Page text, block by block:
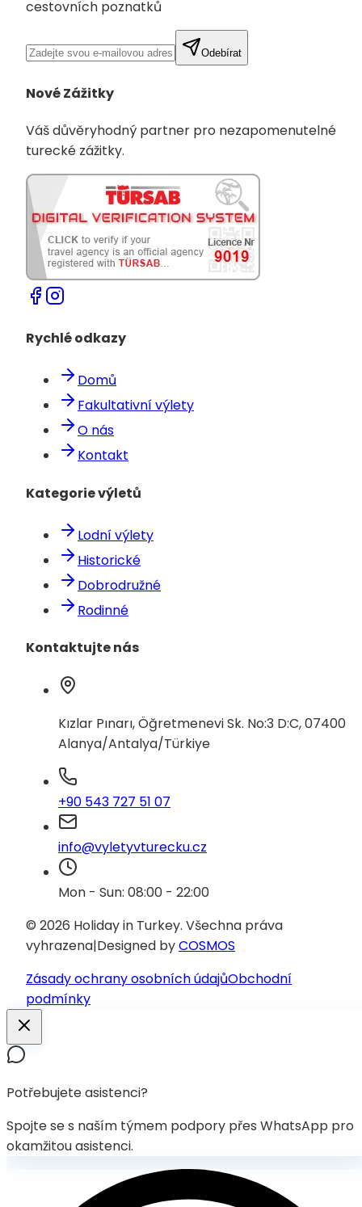
cestovních poznatků
Odebírat
Nové Zážitky
Váš důvěryhodný partner pro nezapomenutelné
turecké zážitky.
Rychlé odkazy
Domů
Fakultativní výlety
O nás
Kontakt
Kategorie výletů
Lodní výlety
Historické
Dobrodružné
Rodinné
Kontaktujte nás
Kızlar Pınarı, Öğretmenevi Sk. No:3 D:C, 07400
Alanya/Antalya/Türkiye
+90 543 727 51 07
info@vyletyvturecku.cz
Mon - Sun: 08:00 - 22:00
© 2026 Holiday in Turkey. Všechna práva
vyhrazena|Designed byCOSMOS
Zásady ochrany osobních údajůObchodní
podmínky
Potřebujete asistenci?
Spojte se s naším týmem podpory přes WhatsApp pro
okamžitou asistenci.